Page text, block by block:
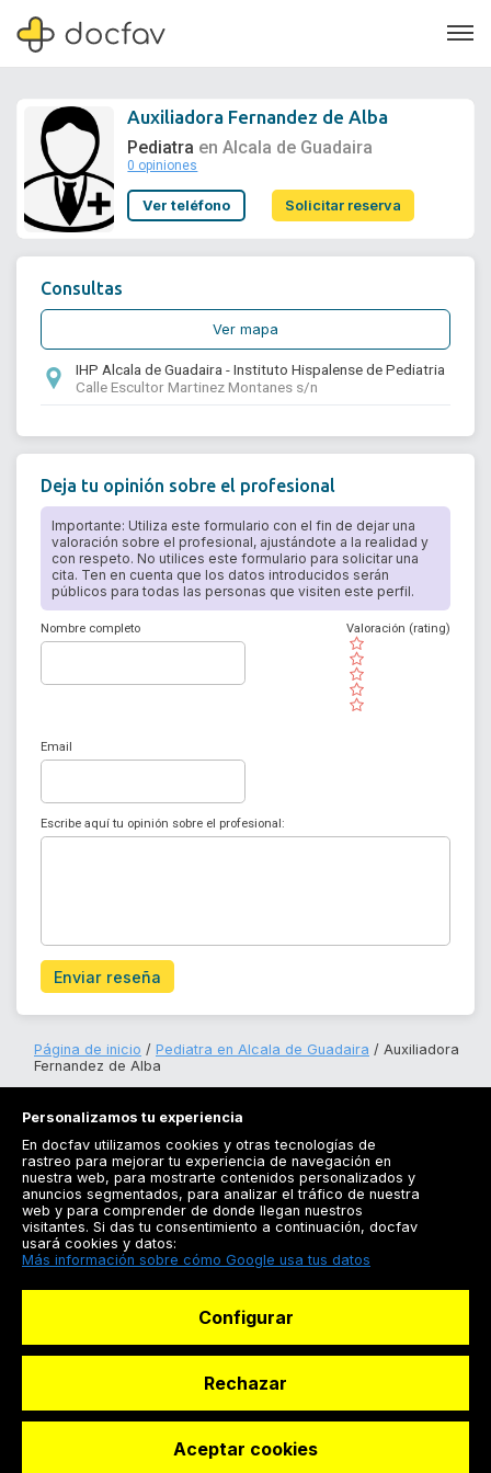
Soporte
Auxiliadora Fernandez de Alba
Pediatra en Alcala de Guadaira
0 opiniones
Ver teléfono Solicitar reserva
Consultas
Ver mapa
IHP Alcala de Guadaira - Instituto Hispalense de Pediatria
Calle Escultor Martinez Montanes s/n
Deja tu opinión sobre el profesional
Importante: Utiliza este formulario con el fin de dejar una
valoración sobre el profesional, ajustándote a la realidad y
con respeto. No utilices este formulario para solicitar una
cita. Ten en cuenta que los datos introducidos serán
públicos para todas las personas que visiten este perfil.
Nombre completo
( )
( )
( )
( )
( )
Valoración (rating)
Email
Escribe aquí tu opinión sobre el profesional:
Enviar reseña
Página de inicio Pediatra en Alcala de Guadaira
Auxiliadora
Fernandez de Alba
Registrarse
Docfav
© Dashboard Technologies S.L
Personalizamos tu experiencia
En docfav utilizamos cookies y otras tecnologías de
rastreo para mejorar tu experiencia de navegación en
nuestra web, para mostrarte contenidos personalizados y
anuncios segmentados, para analizar el tráfico de nuestra
web y para comprender de donde llegan nuestros
visitantes. Si das tu consentimiento a continuación, docfav
usará cookies y datos:
Más información sobre cómo Google usa tus datos
Configurar
Rechazar
Aceptar cookies